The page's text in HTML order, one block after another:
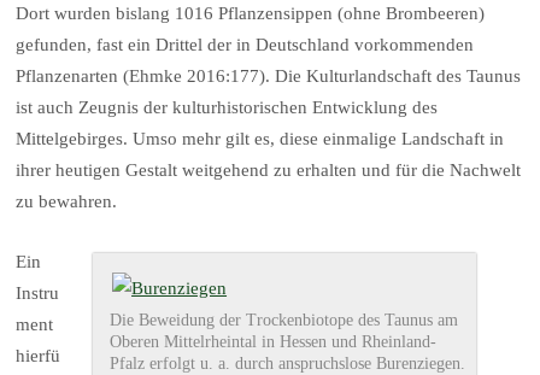
Dort wurden bislang 1016 Pflanzensippen (ohne Brombeeren)
gefunden, fast ein Drittel der in Deutschland vorkommenden
Pflanzenarten (Ehmke 2016:177). Die Kulturlandschaft des Taunus
ist auch Zeugnis der kulturhistorischen Entwicklung des
Mittelgebirges. Umso mehr gilt es, diese einmalige Landschaft in
ihrer heutigen Gestalt weitgehend zu erhalten und für die Nachwelt
zu bewahren.
Die Beweidung der Trockenbiotope des Taunus am
Oberen Mittelrheintal in Hessen und Rheinland-
Pfalz erfolgt u. a. durch anspruchslose Burenziegen.
Ein
Instru
ment
hierfü